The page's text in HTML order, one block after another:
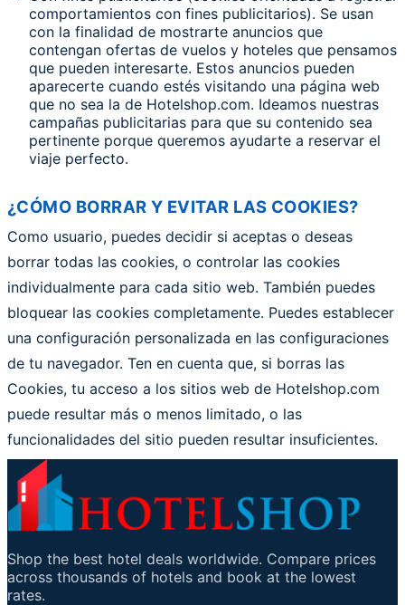
comportamientos con fines publicitarios). Se usan
con la finalidad de mostrarte anuncios que
contengan ofertas de vuelos y hoteles que pensamos
que pueden interesarte. Estos anuncios pueden
aparecerte cuando estés visitando una página web
que no sea la de Hotelshop.com. Ideamos nuestras
campañas publicitarias para que su contenido sea
pertinente porque queremos ayudarte a reservar el
viaje perfecto.
¿CÓMO BORRAR Y EVITAR LAS COOKIES?
Como usuario, puedes decidir si aceptas o deseas
borrar todas las cookies, o controlar las cookies
individualmente para cada sitio web. También puedes
bloquear las cookies completamente. Puedes establecer
una configuración personalizada en las configuraciones
de tu navegador. Ten en cuenta que, si borras las
Cookies, tu acceso a los sitios web de Hotelshop.com
puede resultar más o menos limitado, o las
funcionalidades del sitio pueden resultar insuficientes.
Shop the best hotel deals worldwide. Compare prices
across thousands of hotels and book at the lowest
rates.